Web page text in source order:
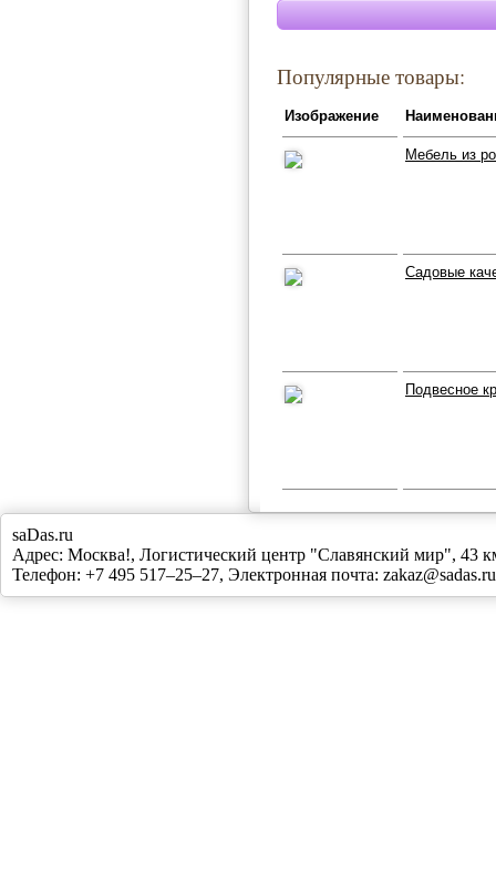
Популярные товары:
Изображение
Мебель из
Садовые
Подвесное
saDas.ru
Адрес: Москва!, Логистический центр "Славянский мир",
Телефон: +7 495 517–25–27, Электронная почта: zakaz@sadas.ru